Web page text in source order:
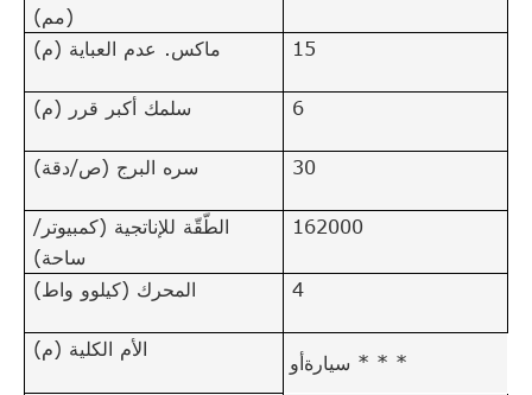
(مم)
ماكس. عدم العباية (م) 15
سلمك أكبر قرر (م) 6
سره البرج (ص/دقة) 30
الطّقّة للإناتجية (كمبيوتر/
ساحة)
162000
المحرك (كيلوو واط) 4
الأم الكلية (م)
سيارةأو * * *